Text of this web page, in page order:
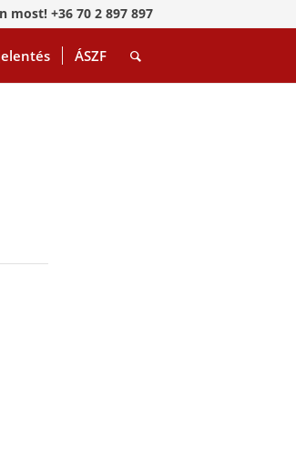
most! +36 70 2 897 897
ÁSZF